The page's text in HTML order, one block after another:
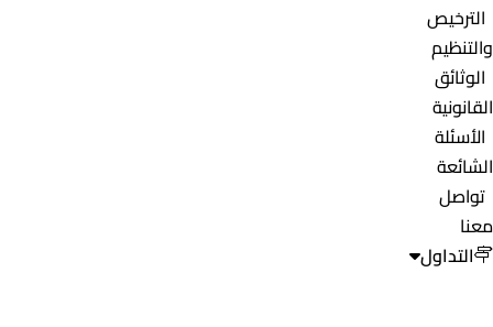
الترخيص
والتنظيم
الوثائق
القانونية
الأسئلة
الشائعة
تواصل
معنا
التداول